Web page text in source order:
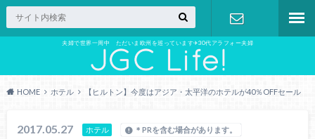
夫婦で世界一周中 ただいま欧州を巡っています✈︎30代アラフォー夫婦
お問い合わ
せ
HOME ホテル 【ヒルトン】今度はアジア・太平洋のホテルが40％OFFセール
2017.05.27 ホテル ＊PRを含む場合があります。